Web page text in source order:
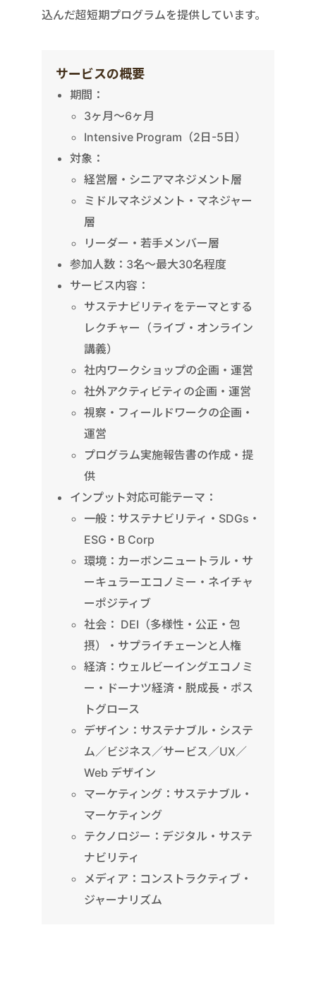
込んだ超短期プログラムを提供しています。
サービスの概要
期間：
3ヶ月〜6ヶ月
Intensive Program（2日-5日）
対象：
経営層・シニアマネジメント層
ミドルマネジメント・マネジャー
層
リーダー・若手メンバー層
参加人数：3名〜最大30名程度
サービス内容：
サステナビリティをテーマとする
レクチャー（ライブ・オンライン
講義）
社内ワークショップの企画・運営
社外アクティビティの企画・運営
視察・フィールドワークの企画・
運営
プログラム実施報告書の作成・提
供
インプット対応可能テーマ：
一般：サステナビリティ・SDGs・
ESG・B Corp
環境：カーボンニュートラル・サ
ーキュラーエコノミー・ネイチャ
ーポジティブ
社会： DEI（多様性・公正・包
摂）・サプライチェーンと人権
経済：ウェルビーイングエコノミ
ー・ドーナツ経済・脱成長・ポス
トグロース
デザイン：サステナブル・システ
ム／ビジネス／サービス／UX／
Web デザイン
マーケティング：サステナブル・
マーケティング
テクノロジー：デジタル・サステ
ナビリティ
メディア：コンストラクティブ・
ジャーナリズム